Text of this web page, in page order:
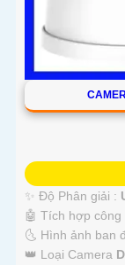
✨ Độ Phân giải :
🤖️ Tích hợp công
🌜 Hình ảnh ban
👑 Loại Camera